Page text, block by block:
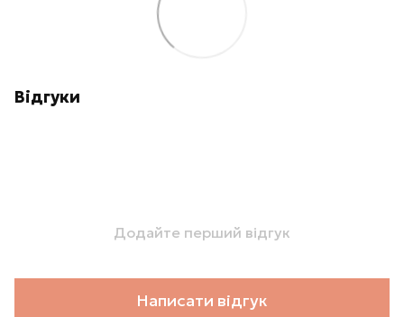
Відгуки
Додайте перший відгук
Написати відгук